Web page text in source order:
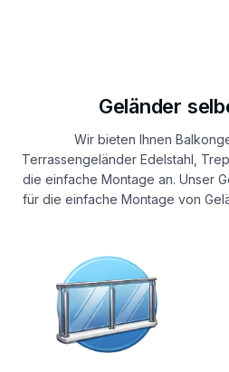
Geländer
Wir bieten Ihnen
Terrassengeländer Edelstahl,
die einfache Montage an. Unser
für die einfache Montage von